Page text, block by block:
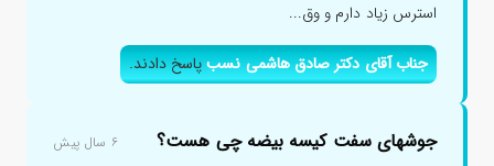
استرس زیاد دارم و وق...
جناب آقای دکتر صادق هاشمی نسبپاسخ دادند.
جوشهای سفت کیسه بیضه چی هست؟ ۶ سال پیش